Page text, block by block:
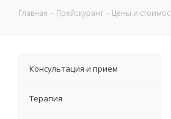
Главная - Прейскурант - Цены и
Консультация и прием
Терапия